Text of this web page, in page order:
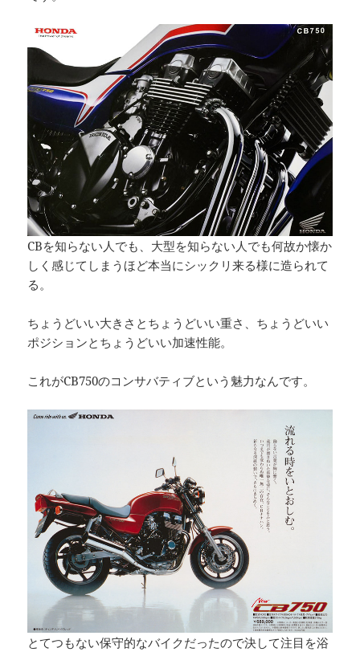
CBを知らない人でも、大型を知らない人でも何故か懐か
しく感じてしまうほど本当にシックリ来る様に造られて
る。
ちょうどいい大きさとちょうどいい重さ、ちょうどいい
ポジションとちょうどいい加速性能。
これがCB750のコンサバティブという魅力なんです。
とてつもない保守的なバイクだったので決して注目を浴